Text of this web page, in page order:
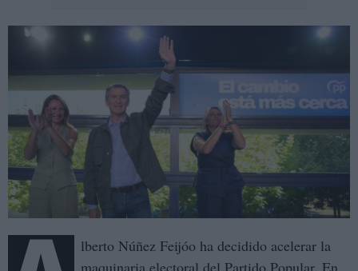
lberto Núñez Feijóo ha decidido acelerar la
maquinaria electoral del Partido Popular. En